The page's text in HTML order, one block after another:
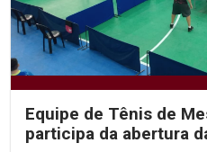
Equipe de Tênis de
participa da abertura